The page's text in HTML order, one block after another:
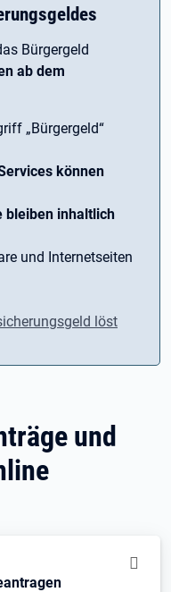
Bürgergeld
ab dem
­„Bürgergeld“
können
bleiben inhaltlich
und Internetseiten
löst
und